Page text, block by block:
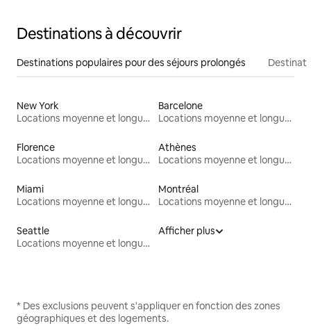
Destinations à découvrir
Destinations populaires pour des séjours prolongés
New York
Locations moyenne et longue durée
Barcelone
Locations moyenne et longue durée
Florence
Locations moyenne et longue durée
Athènes
Locations moyenne et longue durée
Miami
Locations moyenne et longue durée
Montréal
Locations moyenne et longue durée
Seattle
Locations moyenne et longue durée
Afficher plus
* Des exclusions peuvent s'appliquer en fonction des zones
géographiques et des logements.